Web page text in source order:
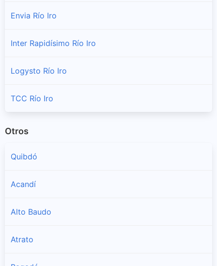
Envia Río Iro
Inter Rapidísimo Río Iro
Logysto Río Iro
TCC Río Iro
Otros
Quibdó
Acandí
Alto Baudo
Atrato